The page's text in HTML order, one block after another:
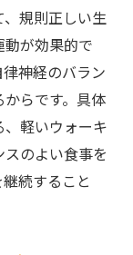
規則正しい生
が効果的で
神経のバラン
らです。具体
軽いウォーキ
のよい食事を
続すること